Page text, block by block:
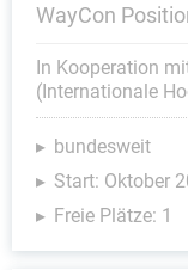
WayCon
In Kooperation
(Internationale
bundesweit
Start: Oktober
Freie Plätze: 1